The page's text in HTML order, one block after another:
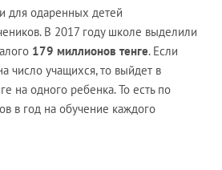
для одаренных детей
В 2017 году школе выделили
179 миллионов тенге. Если
число учащихся, то выйдет в
на одного ребенка. То есть по
в год на обучение каждого